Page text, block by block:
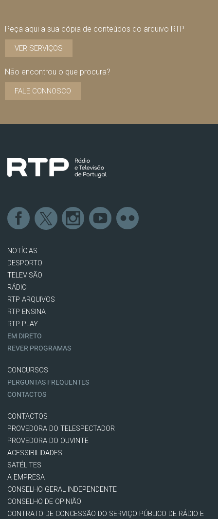
Peça aqui a sua cópia de conteúdos do arquivo RTP
VER SERVIÇOS
Não encontrou o que procura?
FALE CONNOSCO
NOTÍCIAS
DESPORTO
TELEVISÃO
RÁDIO
RTP ARQUIVOS
RTP ENSINA
RTP PLAY
EM DIRETO
REVER PROGRAMAS
CONCURSOS
PERGUNTAS FREQUENTES
CONTACTOS
CONTACTOS
PROVEDORA DO TELESPECTADOR
PROVEDORA DO OUVINTE
ACESSIBILIDADES
SATÉLITES
A EMPRESA
CONSELHO GERAL INDEPENDENTE
CONSELHO DE OPINIÃO
CONTRATO DE CONCESSÃO DO SERVIÇO PÚBLICO DE RÁDIO E